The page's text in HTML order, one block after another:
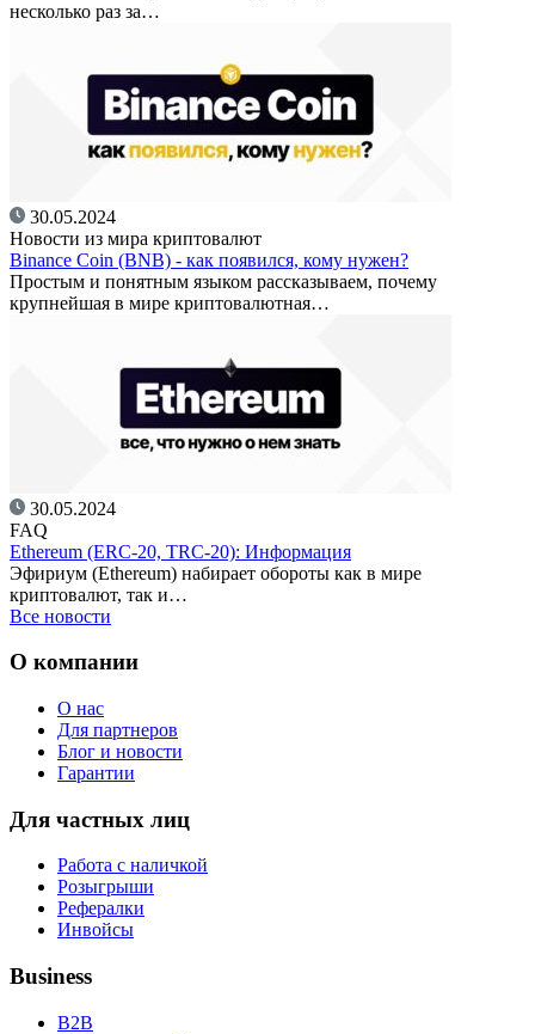
несколько раз за…
30.05.2024
Новости из мира криптовалют
Binance Coin (BNB) - как появился, кому нужен?
Простым и понятным языком рассказываем, почему
крупнейшая в мире криптовалютная…
30.05.2024
FAQ
Ethereum (ERC-20, TRC-20): Информация
Эфириум (Ethereum) набирает обороты как в мире
криптовалют, так и…
Все новости
О компании
О нас
Для партнеров
Блог и новости
Гарантии
Для частных лиц
Работа с наличкой
Розыгрыши
Рефералки
Инвойсы
Business
B2B